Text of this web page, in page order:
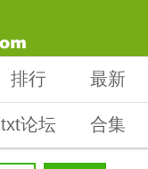
排行 最新
txt论坛 合集